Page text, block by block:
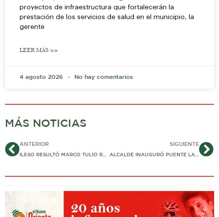
proyectos de infraestructura que fortalecerán la
prestación de los servicios de salud en el municipio, la
gerente
LEER MÁS >>
4 agosto 2026 No hay comentarios
MÁS NOTICIAS
AntANTERIOR SIGUIENTE